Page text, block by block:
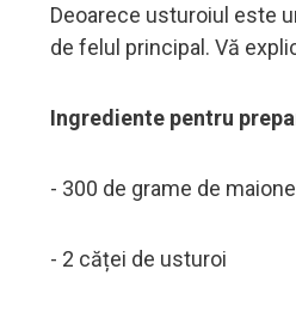
Deoarece usturoiul este
de felul principal. Vă
Ingrediente pentru
- 300 de grame de
- 2 căței de usturoi